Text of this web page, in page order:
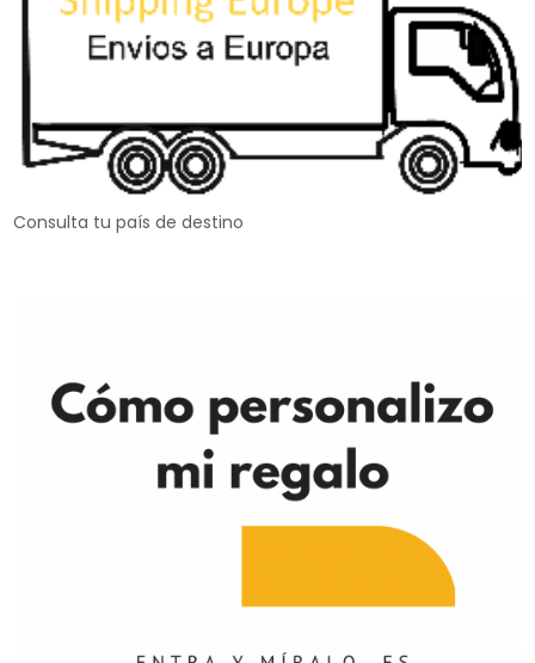
Consulta tu país de destino